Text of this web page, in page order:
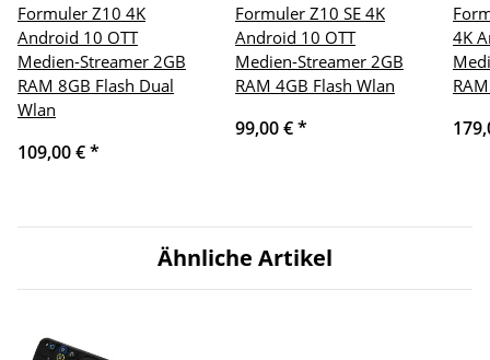
Formuler Z10 4K
Android 10 OTT
Medien-Streamer 2GB
RAM 8GB Flash Dual
Wlan
109,00 €*
Formuler Z10 SE 4K
Android 10 OTT
Medien-Streamer 2GB
RAM 4GB Flash Wlan
99,00 €*
4K
Ähnliche Artikel